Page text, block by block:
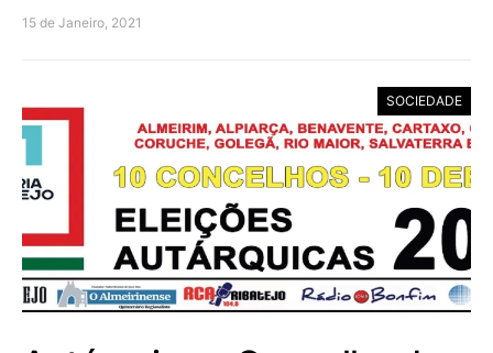
15 de Janeiro, 2021
SOCIEDADE